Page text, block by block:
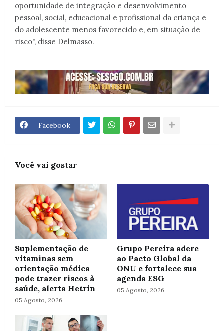
oportunidade de integração e desenvolvimento
pessoal, social, educacional e profissional da criança e
do adolescente menos favorecido e, em situação de
risco", disse Delmasso.
Facebook
Você vai gostar
Suplementação de
vitaminas sem
orientação médica
pode trazer riscos à
saúde, alerta Hetrin
05 Agosto, 2026
Grupo Pereira adere
ao Pacto Global da
ONU e fortalece sua
agenda ESG
05 Agosto, 2026